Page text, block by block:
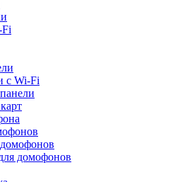
с Wi-Fi
домофонов